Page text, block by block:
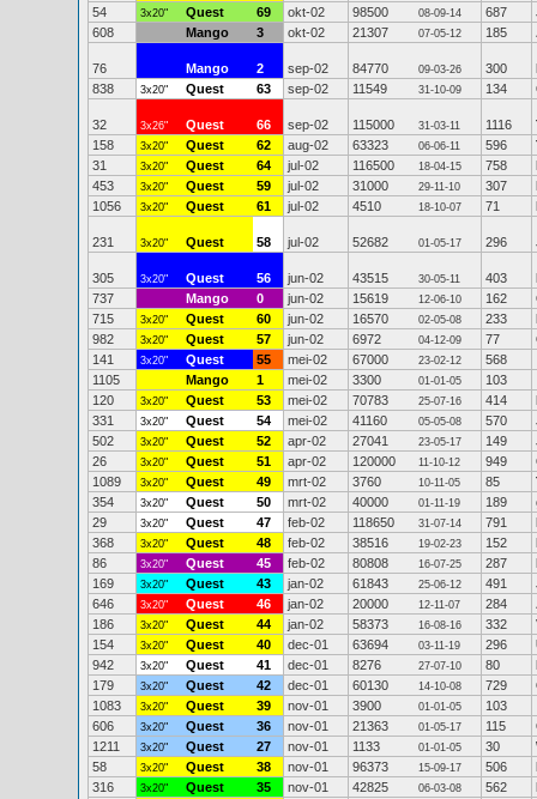
54
3x20" Quest 69 okt-02 98500 08-09-14 687
608
Mango 3 okt-02 21307 07-05-12 185
76 Mango 2 sep-02 84770 09-03-26 300
838
3x20" Quest 63 sep-02 11549 31-10-09 134
32 3x26" Quest 66 sep-02 115000 31-03-11 1116
158
3x20" Quest 62 aug-02 63323 06-06-11 596
31
3x20" Quest 64 jul-02 116500 18-04-15 758
453
3x20" Quest 59 jul-02 31000 29-11-10 307
1056
3x20" Quest 61 jul-02 4510 18-10-07 71
231 3x20" Quest 58 jul-02 52682 01-05-17 296
305 3x20" Quest 56 jun-02 43515 30-05-11 403
737
Mango 0 jun-02 15619 12-06-10 162
715
3x20" Quest 60 jun-02 16570 02-05-08 233
982
3x20" Quest 57 jun-02 6972 04-12-09 77
141
3x20" Quest 55 mei-02 67000 23-02-12
568
1105
Mango 1 mei-02 3300 01-01-05
103
120
3x20" Quest 53 mei-02 70783 25-07-16 414
331
3x20" Quest 54 mei-02 41160 05-05-08 570
502
3x20" Quest 52 apr-02 27041 23-05-17 149
26
3x20" Quest 51 apr-02 120000 11-10-12 949
1089
3x20" Quest 49 mrt-02 3760 10-11-05 85
354
3x20" Quest 50 mrt-02 40000 01-11-19 189
29
3x20" Quest 47 feb-02 118650 31-07-14 791
368
3x20" Quest 48 feb-02 38516 19-02-23 152
86
3x20" Quest 45 feb-02 80808 16-07-25 287
169
3x20" Quest 43 jan-02 61843 25-06-12 491
646
3x20" Quest 46 jan-02 20000 12-11-07 284
186
3x20" Quest 44 jan-02 58373 16-08-16 332
154
3x20" Quest 40 dec-01 63694 03-11-19 296
942
3x20" Quest 41 dec-01 8276 27-07-10 80
179
3x20" Quest 42 dec-01 60130 14-10-08 729
1083
3x20" Quest 39 nov-01 3900 01-01-05
103
606
3x20" Quest 36 nov-01 21363 01-05-17 115
1211
3x20" Quest 27 nov-01 1133 01-01-05 30
58
3x20" Quest 38 nov-01 96373 15-09-17 506
316
3x20" Quest 35 nov-01 42825 06-03-08 562